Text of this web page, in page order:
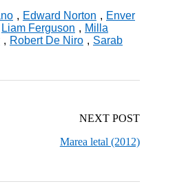
, Edward Norton , Enver
Liam Ferguson , Milla
, Robert De Niro , Sarab
NEXT POST
Marea letal (2012)